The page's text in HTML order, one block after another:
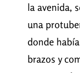
la avenida,
una
donde
brazos y